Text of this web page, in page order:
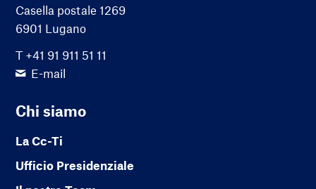
Casella postale 1269
6901 Lugano
T +41 91 911 51 11
E-mail
Chi siamo
La Cc-Ti
Ufficio Presidenziale